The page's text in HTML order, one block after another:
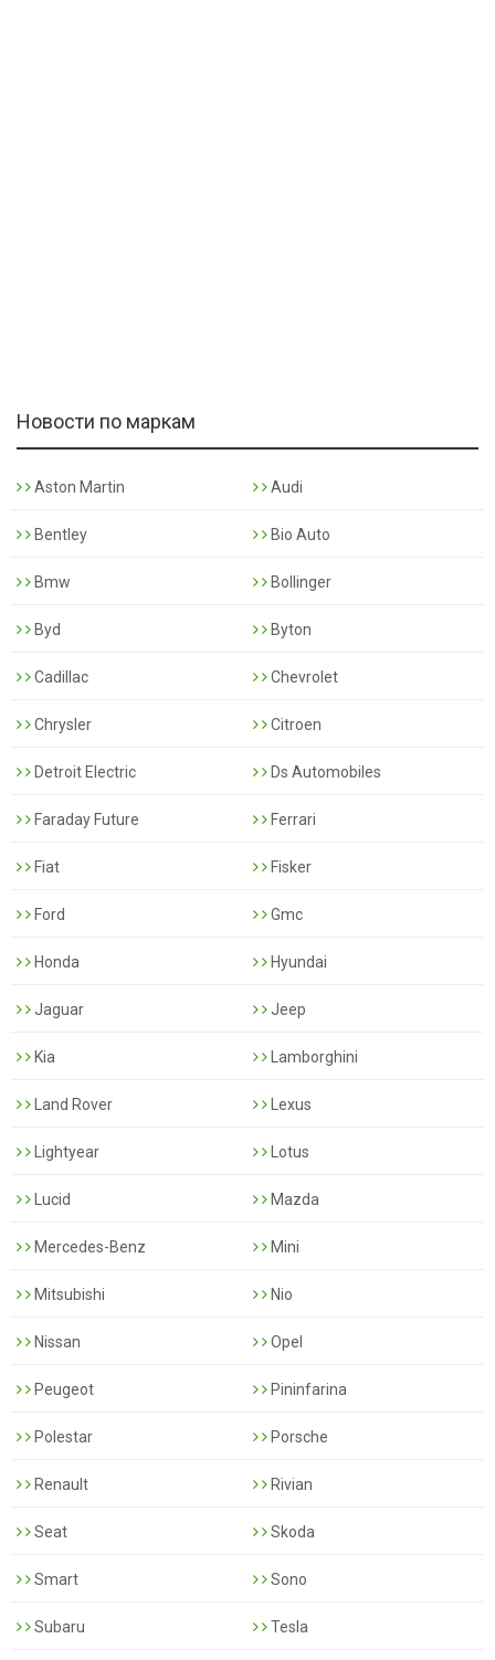
Новости по маркам
Aston Martin Audi
Bentley Bio Auto
Bmw Bollinger
Byd Byton
Cadillac Chevrolet
Chrysler Citroen
Detroit Electric Ds Automobiles
Faraday Future Ferrari
Fiat Fisker
Ford Gmc
Honda Hyundai
Jaguar Jeep
Kia Lamborghini
Land Rover Lexus
Lightyear Lotus
Lucid Mazda
Mercedes-Benz Mini
Mitsubishi Nio
Nissan Opel
Peugeot Pininfarina
Polestar Porsche
Renault Rivian
Seat Skoda
Smart Sono
Subaru Tesla